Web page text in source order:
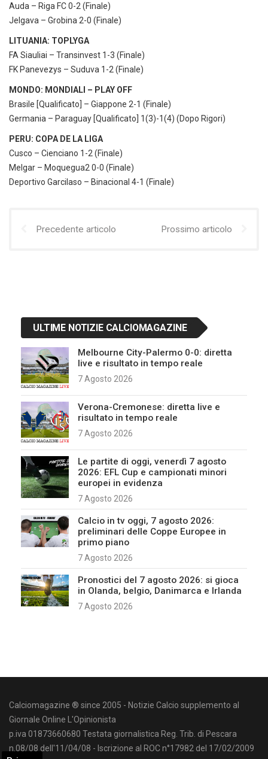
Auda – Riga FC 0-2 (Finale)
Jelgava – Grobina 2-0 (Finale)
LITUANIA: TOPLYGA
FA Siauliai – Transinvest 1-3 (Finale)
FK Panevezys – Suduva 1-2 (Finale)
MONDO: MONDIALI – PLAY OFF
Brasile [Qualificato] – Giappone 2-1 (Finale)
Germania – Paraguay [Qualificato] 1(3)-1(4) (Dopo Rigori)
PERU: COPA DE LA LIGA
Cusco – Cienciano 1-2 (Finale)
Melgar – Moquegua2 0-0 (Finale)
Deportivo Garcilaso – Binacional 4-1 (Finale)
Precedente articolo Prossimo articolo
ULTIME NOTIZIE CALCIOMAGAZINE
Melbourne City-Palermo 0-0: diretta
live e risultato in tempo reale
7 Agosto 2026
Verona-Cremonese: diretta live e
risultato in tempo reale
7 Agosto 2026
Le partite di oggi, venerdì 7 agosto
2026: EFL Cup e campionati minori
europei in evidenza
7 Agosto 2026
Calcio in tv oggi, 7 agosto 2026:
preliminari delle Coppe Europee in
primo piano
7 Agosto 2026
Pronostici del 7 agosto 2026: si gioca
in Olanda, belgio, Danimarca e Irlanda
7 Agosto 2026
Calciomagazine ® since 2005 - Notizie Calcio supplemento al
Giornale Online L'Opinionista
p.iva 01873660680 Testata giornalistica Reg. Trib. di Pescara
n.08/08 dell'11/04/08 - Iscrizione al ROC n°17982 del 17/02/2009